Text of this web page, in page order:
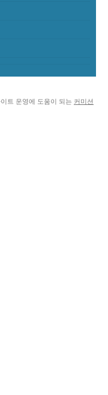
트 운영에 도움이 되는 커미션